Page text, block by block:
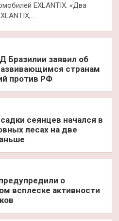
EXLANTIX. «Два
Бразилии заявил об
странам
против РФ
сеянцев начался в
лесах на две
о
всплеске активности